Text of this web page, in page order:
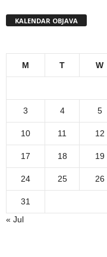
KALENDAR OBJAVA
M T W
3 4 5
10 11 12
17 18 19
24 25 26
31
« Jul